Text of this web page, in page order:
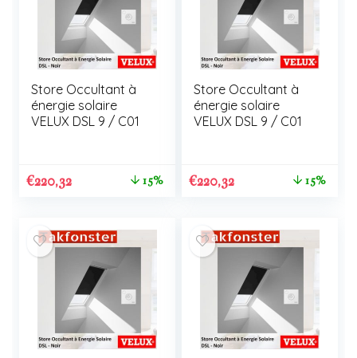
Store Occultant à
énergie solaire
VELUX DSL 9 / C01
€220,32 15%
Store Occultant à
énergie solaire
VELUX DSL 9 / C01
€220,32 15%